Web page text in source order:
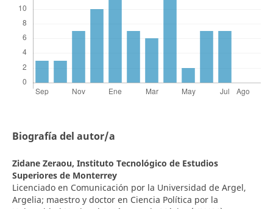
Biografía del autor/a
Zidane Zeraou, Instituto Tecnológico de Estudios
Superiores de Monterrey
Licenciado en Comunicación por la Universidad de Argel,
Argelia; maestro y doctor en Ciencia Política por la